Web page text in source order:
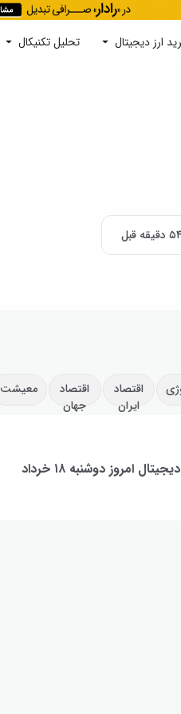
ارز دیجیتال تحلیل تکنیکال جستجو
اقتصاد
ایران
اقتصاد
جهان
معیشت
امروز دوشنبه ۱۸ خرداد